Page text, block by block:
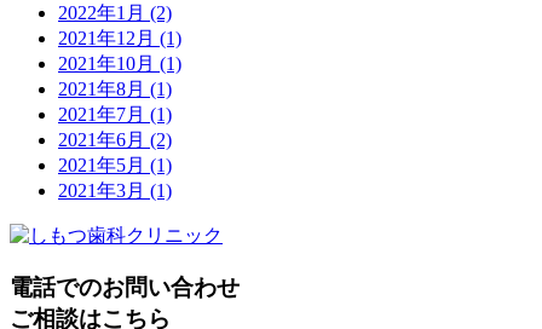
2022年1月 (2)
2021年12月 (1)
2021年10月 (1)
2021年8月 (1)
2021年7月 (1)
2021年6月 (2)
2021年5月 (1)
2021年3月 (1)
電話でのお問い合わせ
ご相談はこちら